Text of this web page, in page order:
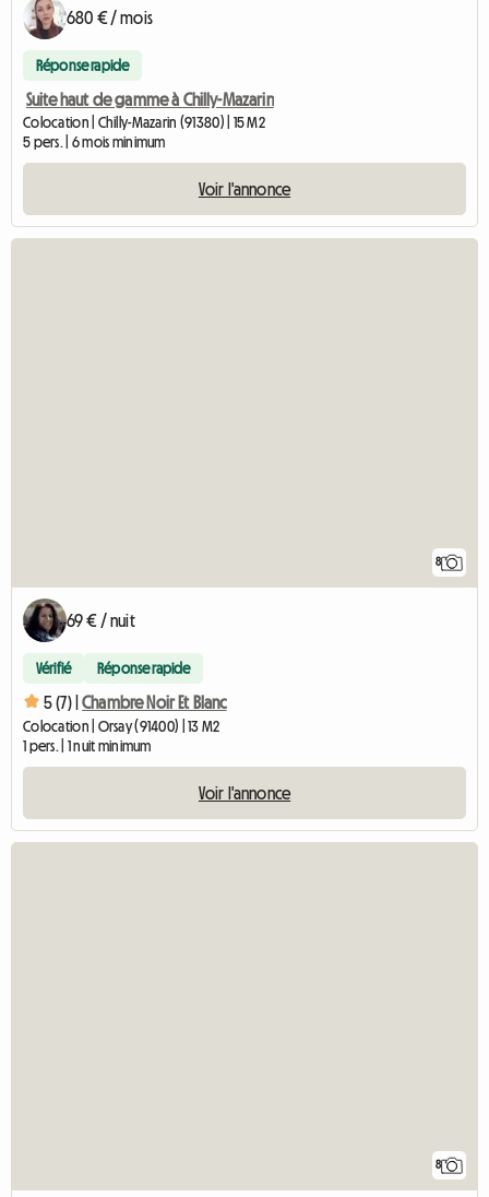
680 € / mois
Réponse rapide
Suite haut de gamme à Chilly-Mazarin
Colocation | Chilly-Mazarin (91380) | 15 M2
5 pers. | 6 mois minimum
Voir l'annonce
8
69 € / nuit
Vérifié Réponse rapide
5 (7) | Chambre Noir Et Blanc
Colocation | Orsay (91400) | 13 M2
1 pers. | 1 nuit minimum
Voir l'annonce
8